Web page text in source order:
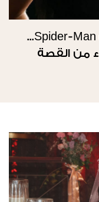
إطلالات زندايا المستوحاة من Spider-Man...
من القصة